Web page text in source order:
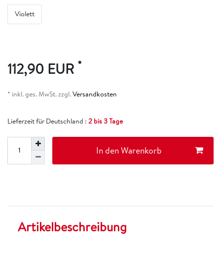
Violett
112,90 EUR *
* inkl. ges. MwSt. zzgl.Versandkosten
Lieferzeit für Deutschland : 2 bis 3 Tage
In den Warenkorb
Artikelbeschreibung